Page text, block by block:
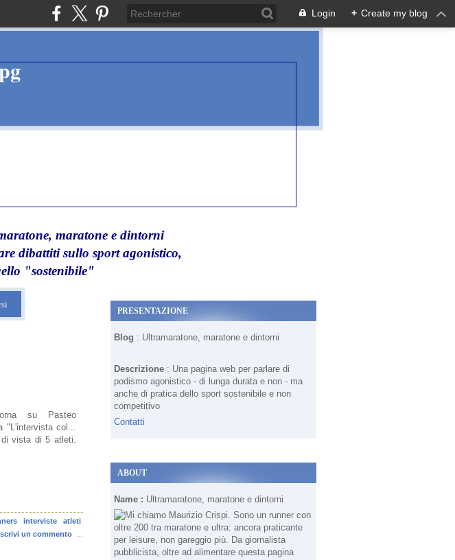
Login + Create my blog
maratone e dintorni
dibattiti sullo sport agonistico,
"sostenibile"
su Pasteo
"L'intervista col...
di vista di 5 atleti.
interviste
atleti
scrivi un commento
PRESENTAZIONE
Blog : Ultramaratone, maratone e dintorni
Descrizione : Una pagina web per parlare di
podismo agonistico - di lunga durata e non - ma
anche di pratica dello sport sostenibile e non
competitivo
Contatti
ABOUT
Name : Ultramaratone, maratone e dintorni